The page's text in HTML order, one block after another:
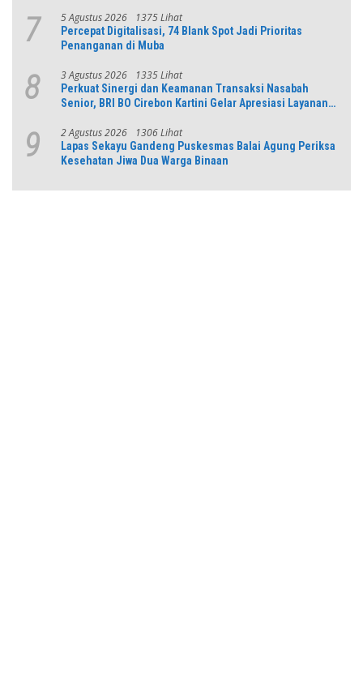
7 5 Agustus 2026 1375 Lihat
Percepat Digitalisasi, 74 Blank Spot Jadi Prioritas
Penanganan di Muba
8 3 Agustus 2026 1335 Lihat
Perkuat Sinergi dan Keamanan Transaksi Nasabah
Senior, BRI BO Cirebon Kartini Gelar Apresiasi Layanan
9 2 Agustus 2026 1306 Lihat
Lapas Sekayu Gandeng Puskesmas Balai Agung Periksa
Kesehatan Jiwa Dua Warga Binaan